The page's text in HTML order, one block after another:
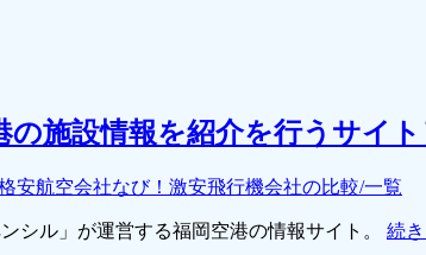
施設情報を紹介を行うサイト
安航空会社なび！激安飛行機会社の比較/一覧
シル」が運営する福岡空港の情報サイト。 続